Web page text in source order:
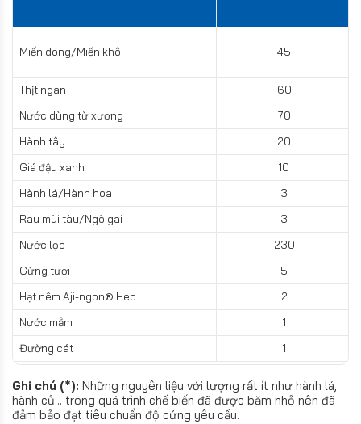
Miến dong/Miến khô 45
Thịt ngan
60
Nước dùng từ xương
70
Hành tây
20
Giá đậu xanh
10
Hành lá/Hành hoa
3
Rau mùi tàu/Ngò gai
3
Nước lọc
230
Gừng tươi
5
Hạt nêm Aji-ngon® Heo
2
Nước mắm
1
Đường cát
1
Ghi chú (*): Những nguyên liệu với lượng rất ít như hành lá,
hành củ... trong quá trình chế biến đã được băm nhỏ nên đã
đảm bảo đạt tiêu chuẩn độ cứng yêu cầu.